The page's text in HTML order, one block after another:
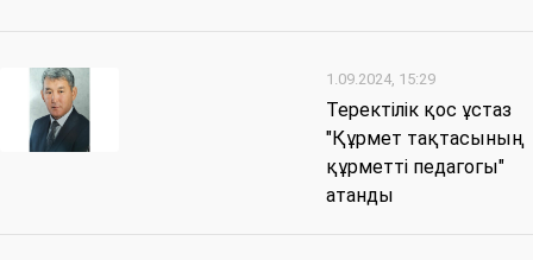
1.09.2024, 15:29
Теректілік қос ұстаз
"Құрмет тақтасының
құрметті педагогы"
атанды